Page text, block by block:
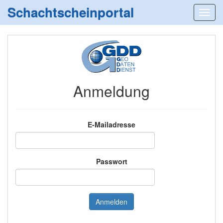
Schachtscheinportal
Anmeldung
E-Mailadresse
Passwort